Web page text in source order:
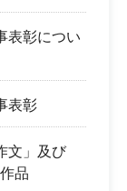
表彰につい
表彰
文」及び
品